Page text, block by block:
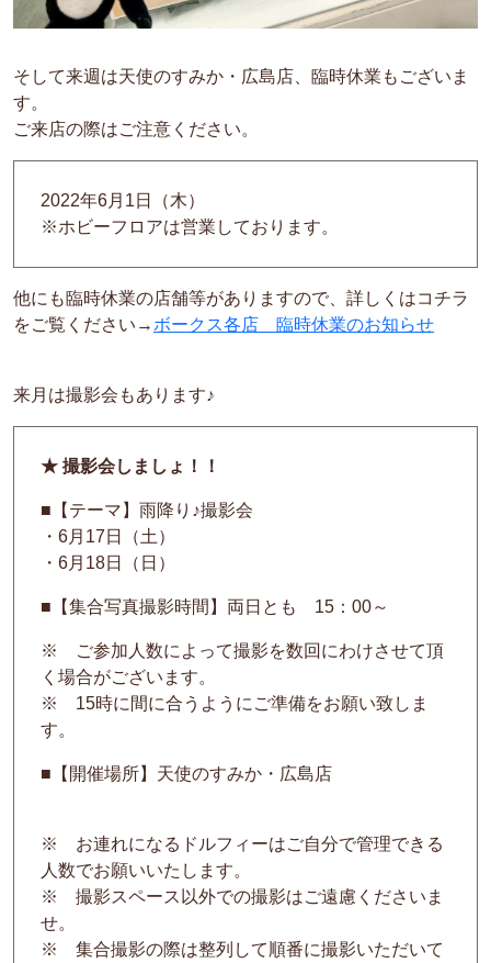
そして来週は天使のすみか・広島店、臨時休業もございま
す。
ご来店の際はご注意ください。
2022年6月1日（木）
※ホビーフロアは営業しております。
他にも臨時休業の店舗等がありますので、詳しくはコチラ
をご覧ください→ ボークス各店 臨時休業のお知らせ
来月は撮影会もあります♪
★ 撮影会しましょ！！
■【テーマ】雨降り♪撮影会
・6月17日（土）
・6月18日（日）
■【集合写真撮影時間】両日とも 15：00～
※ ご参加人数によって撮影を数回にわけさせて頂
く場合がございます。
※ 15時に間に合うようにご準備をお願い致しま
す。
■【開催場所】天使のすみか・広島店
※ お連れになるドルフィーはご自分で管理できる
人数でお願いいたします。
※ 撮影スペース以外での撮影はご遠慮くださいま
せ。
※ 集合撮影の際は整列して順番に撮影いただいて